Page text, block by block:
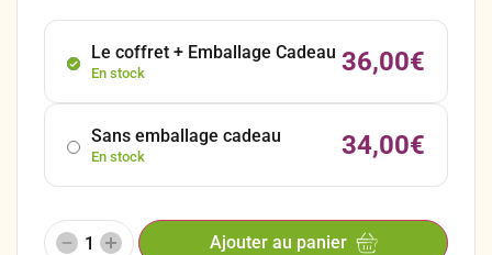
biologiques de variétés de légumes aux noms
évocateurs, coquins et érotiques . Une manière
rigolote de redécouvrir des variétés anciennes.
Le coffret + Emballage Cadeau
En stock 36,00€
Sans emballage cadeau
En stock 34,00€
Ajouter au panier